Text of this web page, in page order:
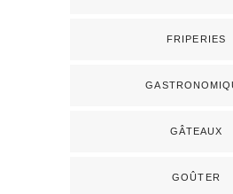
FRIPERIES
GÂTEAUX
GOÛTER